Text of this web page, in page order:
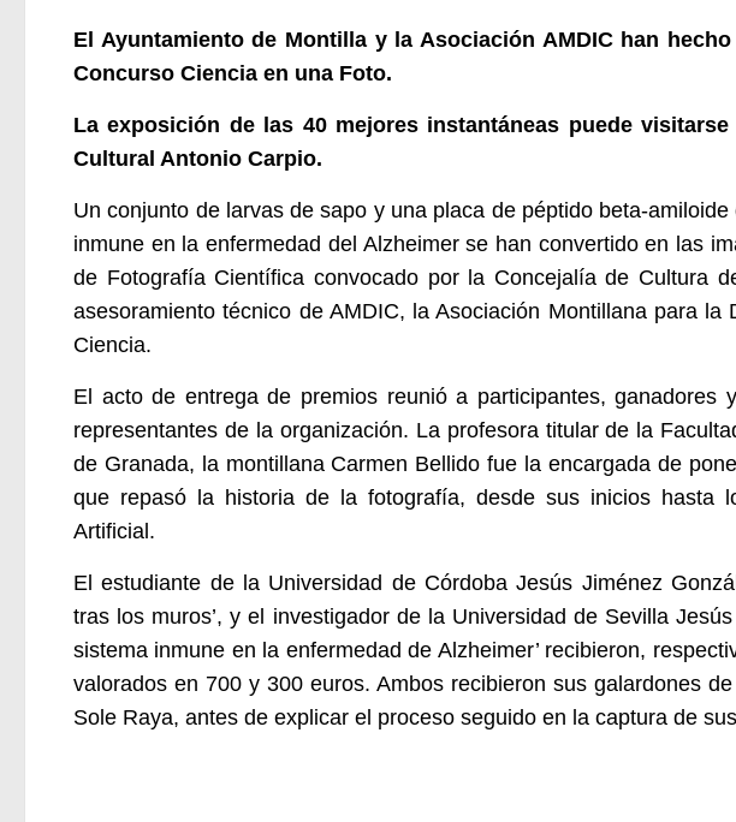
El Ayuntamiento de Montilla y la Asociación AMDIC han
Concurso Ciencia en una Foto.
La exposición de las 40 mejores instantáneas puede
Cultural Antonio Carpio.
Un conjunto de larvas de sapo y una placa de péptido beta-
inmune en la enfermedad del Alzheimer se han convertido en las
de Fotografía Científica convocado por la Concejalía de Cultura
asesoramiento técnico de AMDIC, la Asociación Montillana para
Ciencia.
El acto de entrega de premios reunió a participantes, ganadores
representantes de la organización. La profesora titular de la
de Granada, la montillana Carmen Bellido fue la encargada de
que repasó la historia de la fotografía, desde sus inicios hasta
Artificial.
El estudiante de la Universidad de Córdoba Jesús Jiménez
tras los muros’, y el investigador de la Universidad de Sevilla
sistema inmune en la enfermedad de Alzheimer’ recibieron,
valorados en 700 y 300 euros. Ambos recibieron sus galardones
Sole Raya, antes de explicar el proceso seguido en la captura de